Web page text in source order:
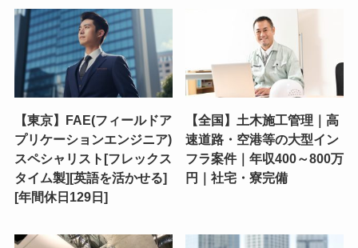
【東京】FAE(フィールドア
プリケーションエンジニア)
スペシャリスト[フレックス
タイム製][英語を活かせる]
[年間休日129日]
【全国】土木施工管理｜高
速道路・空港等の大型イン
フラ案件｜年収400～800万
円｜社宅・寮完備